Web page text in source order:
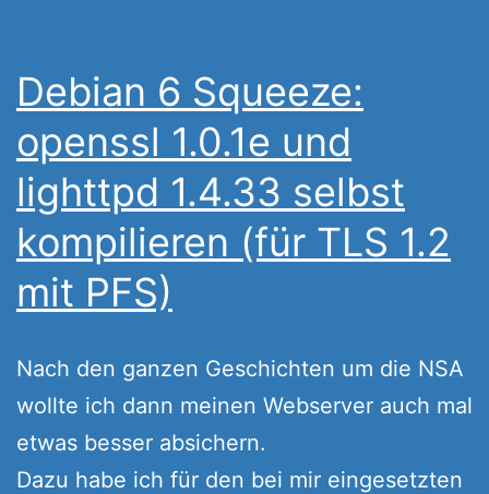
Debian 6 Squeeze:
openssl 1.0.1e und
lighttpd 1.4.33 selbst
kompilieren (für TLS 1.2
mit PFS)
Nach den ganzen Geschichten um die NSA
wollte ich dann meinen Webserver auch mal
etwas besser absichern.
Dazu habe ich für den bei mir eingesetzten